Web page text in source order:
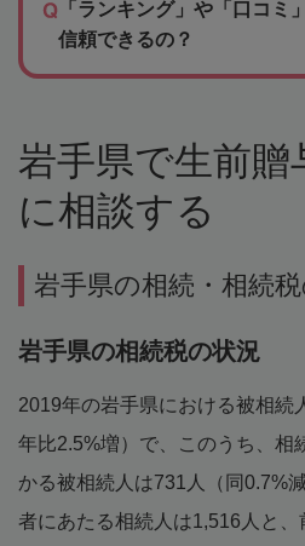
「ランキング」や「口コミ
信頼できるの？
岩手県で生前贈
に相談する
岩手県の相続・相続
岩手県の相続税の状況
2019年の岩手県における被相続
年比2.5%増）で、このうち、相
かる被相続人は731人（同0.7%
者にあたる相続人は1,516人と